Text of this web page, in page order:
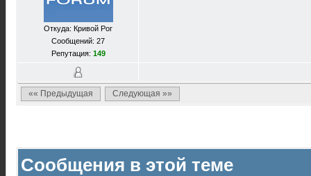
Откуда: Кривой Рог
Сообщений: 27
Репутация: 149
«« Предыдущая Следующая »»
Сообщения в этой теме